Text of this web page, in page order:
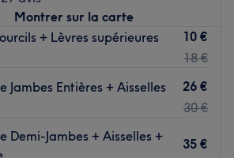
Montrer sur la carte
+ Lèvres supérieures
10 €
18 €
Jambes Entières + Aisselles
26 €
30 €
Demi-Jambes + Aisselles +
35 €